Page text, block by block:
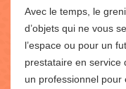
Avec le temps, le
d’objets qui ne vous
l’espace ou pour un
prestataire en service
un professionnel